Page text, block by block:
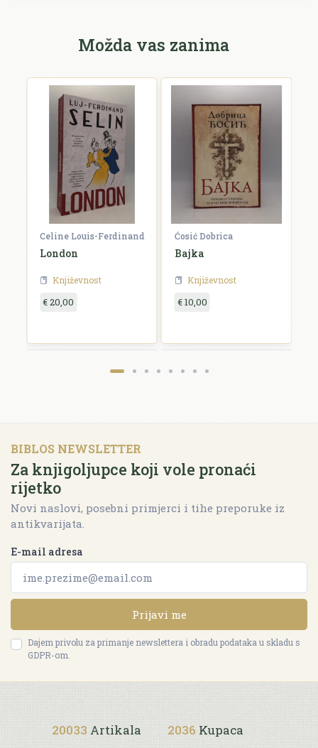
Možda vas zanima
Celine Louis-Ferdinand
London
Književnost
€ 20,00
Ćosić Dobrica
Bajka
Književnost
€ 10,00
BIBLOS NEWSLETTER
Za knjigoljupce koji vole pronaći
rijetko
Novi naslovi, posebni primjerci i tihe preporuke iz
antikvarijata.
E-mail adresa
Prijavi me
Dajem privolu za primanje newslettera i obradu podataka u skladu s
GDPR-om.
20033 Artikala 2036 Kupaca